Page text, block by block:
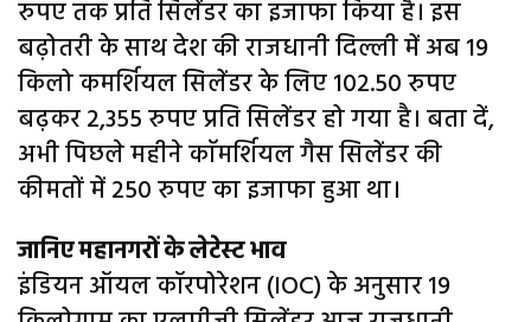
रुपए तक प्रति सिलेंडर का इजाफा किया है। इस
बढ़ोतरी के साथ देश की राजधानी दिल्ली में अब 19
किलो कमर्शियल सिलेंडर के लिए 102.50 रुपए
बढ़कर 2,355 रुपए प्रति सिलेंडर हो गया है। बता दें,
अभी पिछले महीने काॅमर्शियल गैस सिलेंडर की
कीमतों में 250 रुपए का इजाफा हुआ था।
जानिए महानगरों के लेटेस्ट भाव
इंडियन ऑयल कॉरपोरेशन (IOC) के अनुसार 19